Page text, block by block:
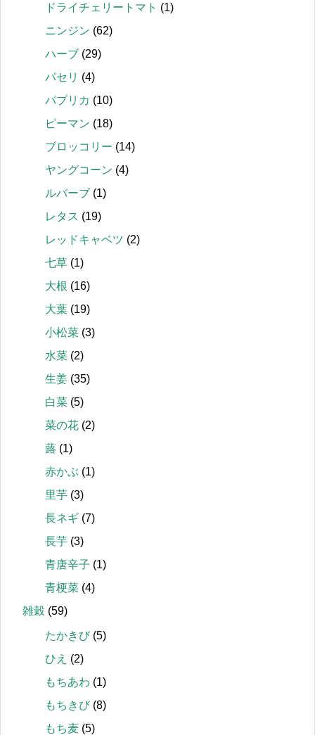
ドライチェリートマト (1)
ニンジン (62)
ハーブ (29)
パセリ (4)
パプリカ (10)
ピーマン (18)
ブロッコリー (14)
ヤングコーン (4)
ルバーブ (1)
レタス (19)
レッドキャベツ (2)
七草 (1)
大根 (16)
大葉 (19)
小松菜 (3)
水菜 (2)
生姜 (35)
白菜 (5)
菜の花 (2)
蕗 (1)
赤かぶ (1)
里芋 (3)
長ネギ (7)
長芋 (3)
青唐辛子 (1)
青梗菜 (4)
雑穀 (59)
たかきび(5)
ひえ (2)
もちあわ (1)
もちきび(8)
もち麦 (5)